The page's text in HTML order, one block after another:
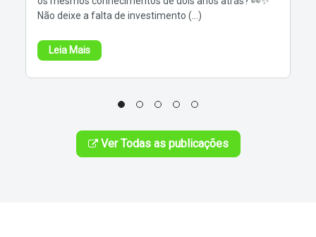
Não deixe a falta de investimento (...)
Leia Mais
Ver Todas as publicações